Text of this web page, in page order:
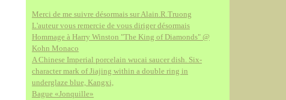
Merci de me suivre désormais sur Alain.R.Truong
L'auteur vous remercie de vous diriger désormais
Hommage à Harry Winston "The King of Diamonds" @
Kohn Monaco
A Chinese Imperial porcelain wucai saucer dish. Six-
character mark of Jiajing within a double ring in
underglaze blue, Kangxi,
Bague «Jonquille»